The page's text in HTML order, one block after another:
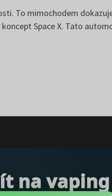
To mimochodem
Space X. Tato
na